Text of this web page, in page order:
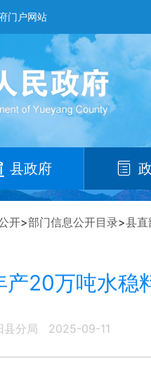
门户网站
县政府
开>部门信息公开目录>县直
产20万吨水稳
县分局 2025-09-11